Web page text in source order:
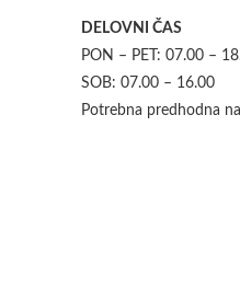
DELOVNI ČAS
PON – PET: 07.00 –
SOB: 07.00 – 16.00
Potrebna predhodna